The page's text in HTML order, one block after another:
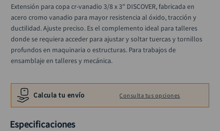
Extensión para copa cr-vanadio 3/8 x 3" DISCOVER, fabricada en
acero cromo vanadio para mayor resistencia al óxido, tracción y
ductilidad. Ajuste preciso. Es el complemento ideal para talleres
donde se requiera acceder para ajustar y soltar tuercas y tornillos
profundos en maquinaria o estructuras. Para trabajos de
ensamblaje en talleres y mecánica.
Calcula tu envío Consulta tus opciones
Especificaciones
taladro inalámbrico